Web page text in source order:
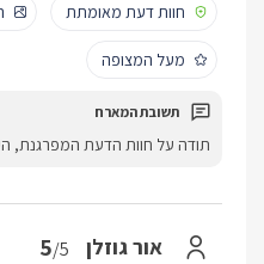
חוות דעת מאומתת
מעל המצופה
תודה על חוות הדעת המפרגנת,
אור גוזלן 5/5